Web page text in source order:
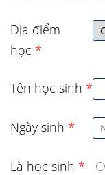
Địa điểm
học *
Tên học sinh *
Ngày sinh *
Là học sinh *